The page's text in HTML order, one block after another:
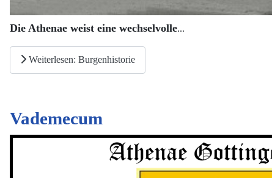
Die Athenae weist eine wechselvolle...
Weiterlesen: Burgenhistorie
Vademecum